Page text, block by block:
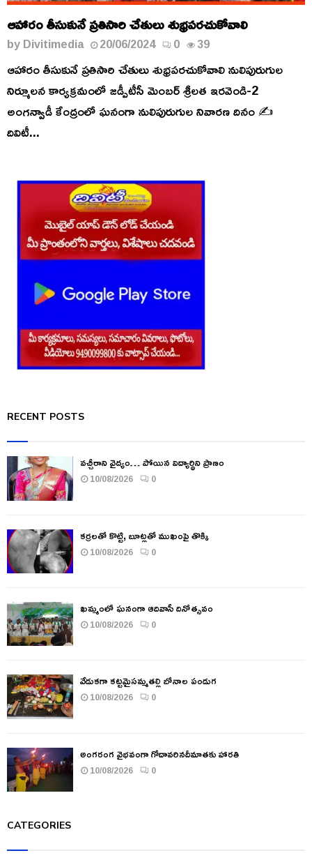
ఆహారం తీసుకునే ప్రతిసారి చేతులు శుభ్రపరచుకోవాలి
byDivitimedia 20/06/2024 0 39
ఆహారం తీసుకునే ప్రతిసారి చేతులు శుభ్రపరచుకోవాలి నులిపురుగుల
నిర్మూలన కార్యక్రమంలో జడ్పీటీసీ మెంబర్ శ్రీలత ఇరవెండి-2
అంగన్వాడీ కేంద్రంలో ఘనంగా నులిపురుగుల నివారణ దినం ✍️
దివిటీ...
RECENT POSTS
వచ్చీరాని వైద్యం… పోయిన విద్యార్థిని ప్రాణం
10/08/2026 0
కర్రలతో కొట్టి, బూట్లతో ముఖంపై తొక్కి
10/08/2026 0
ఖమ్మంలో ఘనంగా ఆదివాసీ దినోత్సవం
10/08/2026 0
వేడుకగా కట్టమైసమ్మతల్లి బోనాల పండుగ
10/08/2026 0
అంగరంగ వైభవంగా గోదావరినదీమాతకు హారతి
10/08/2026 0
CATEGORIES